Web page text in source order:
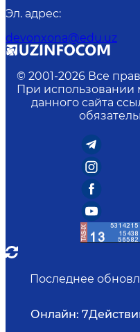
Эл. адрес:
devonxona@edu.uz
© 2001-2026 Все
При использовании
данного сайта
Последнее
Онлайн: 7